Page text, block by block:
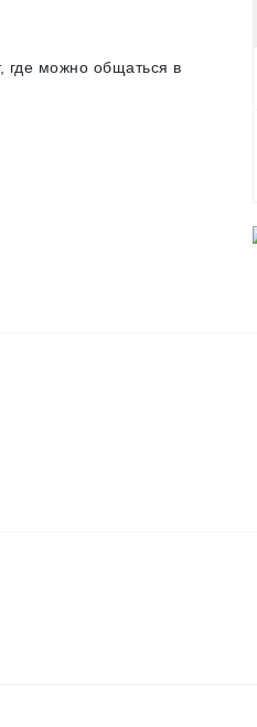
где можно общаться в